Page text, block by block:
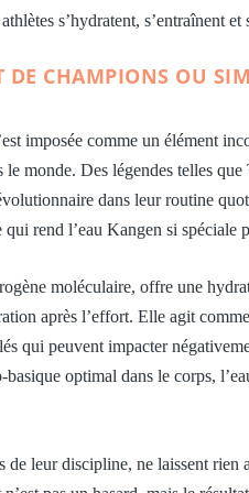
s’hydratent, s’entraînent et
DE CHAMPIONS OU
imposée comme un élément
le monde. Des légendes telles
dans leur routine
rend l’eau Kangen si spéciale
moléculaire, offre une
après l’effort. Elle agit
qui peuvent impacter
optimal dans le corps,
de leur discipline, ne laissent rien